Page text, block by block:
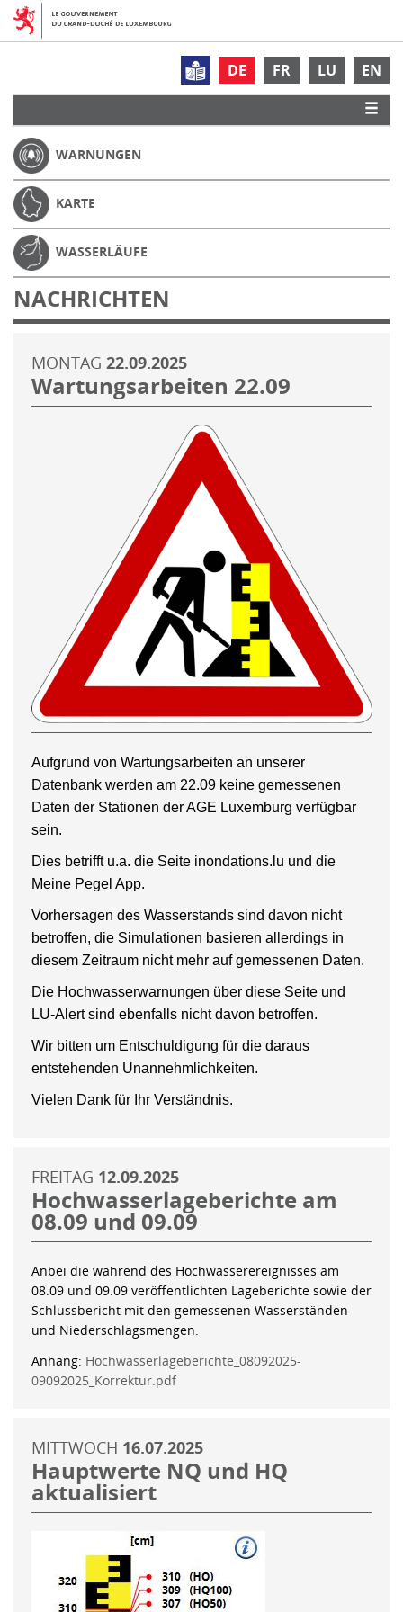
DE FR LU EN
WARNUNGEN
KARTE
WASSERLÄUFE
NACHRICHTEN
MONTAG 22.09.2025
Wartungsarbeiten 22.09
Aufgrund von Wartungsarbeiten an unserer
Datenbank werden am 22.09 keine gemessenen
Daten der Stationen der AGE Luxemburg verfügbar
sein.
Dies betrifft u.a. die Seite inondations.lu und die
Meine Pegel App.
Vorhersagen des Wasserstands sind davon nicht
betroffen, die Simulationen basieren allerdings in
diesem Zeitraum nicht mehr auf gemessenen Daten.
Die Hochwasserwarnungen über diese Seite und
LU-Alert sind ebenfalls nicht davon betroffen.
Wir bitten um Entschuldigung für die daraus
entstehenden Unannehmlichkeiten.
Vielen Dank für Ihr Verständnis.
FREITAG 12.09.2025
Hochwasserlageberichte am
08.09 und 09.09
Anbei die während des Hochwasserereignisses am
08.09 und 09.09 veröffentlichten Lageberichte sowie der
Schlussbericht mit den gemessenen Wasserständen
und Niederschlagsmengen.
Anhang: Hochwasserlageberichte_08092025-
09092025_Korrektur.pdf
MITTWOCH 16.07.2025
Hauptwerte NQ und HQ
aktualisiert